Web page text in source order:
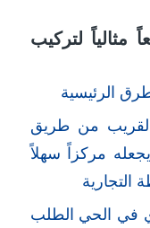
مثالياً لتركيب
الرئيسية
من طريق
مركزاً سهلاً
في الحي الطلب